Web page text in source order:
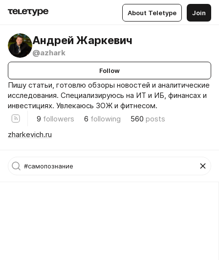
About Teletype Join
Андрей Жаркевич
@azhark
Follow
Пишу статьи, готовлю обзоры новостей и аналитические
исследования. Специализируюсь на ИТ и ИБ, финансах и
инвестициях. Увлекаюсь ЗОЖ и фитнесом.
9 followers 6 following 560 posts
zharkevich.ru